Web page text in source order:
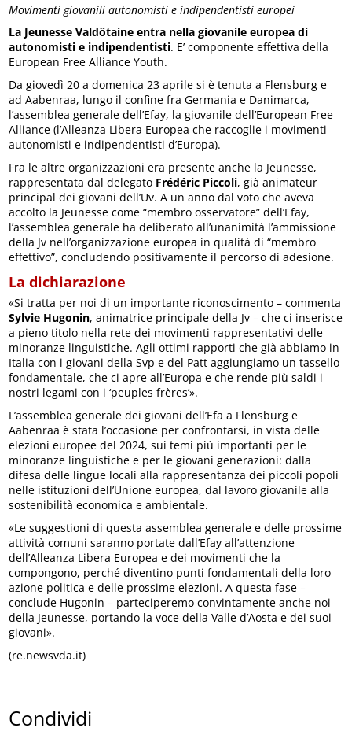
Movimenti giovanili autonomisti e indipendentisti europei
La Jeunesse Valdôtaine entra nella giovanile europea di
autonomisti e indipendentisti. E’ componente effettiva della
European Free Alliance Youth.
Da giovedì 20 a domenica 23 aprile si è tenuta a Flensburg e
ad Aabenraa, lungo il confine fra Germania e Danimarca,
l’assemblea generale dell’Efay, la giovanile dell’European Free
Alliance (l’Alleanza Libera Europea che raccoglie i movimenti
autonomisti e indipendentisti d’Europa).
Fra le altre organizzazioni era presente anche la Jeunesse,
rappresentata dal delegato Frédéric Piccoli, già animateur
principal dei giovani dell’Uv. A un anno dal voto che aveva
accolto la Jeunesse come “membro osservatore” dell’Efay,
l’assemblea generale ha deliberato all’unanimità l’ammissione
della Jv nell’organizzazione europea in qualità di “membro
effettivo”, concludendo positivamente il percorso di adesione.
La dichiarazione
«Si tratta per noi di un importante riconoscimento – commenta
Sylvie Hugonin, animatrice principale della Jv – che ci inserisce
a pieno titolo nella rete dei movimenti rappresentativi delle
minoranze linguistiche. Agli ottimi rapporti che già abbiamo in
Italia con i giovani della Svp e del Patt aggiungiamo un tassello
fondamentale, che ci apre all’Europa e che rende più saldi i
nostri legami con i ‘peuples frères’».
L’assemblea generale dei giovani dell’Efa a Flensburg e
Aabenraa è stata l’occasione per confrontarsi, in vista delle
elezioni europee del 2024, sui temi più importanti per le
minoranze linguistiche e per le giovani generazioni: dalla
difesa delle lingue locali alla rappresentanza dei piccoli popoli
nelle istituzioni dell’Unione europea, dal lavoro giovanile alla
sostenibilità economica e ambientale.
«Le suggestioni di questa assemblea generale e delle prossime
attività comuni saranno portate dall’Efay all’attenzione
dell’Alleanza Libera Europea e dei movimenti che la
compongono, perché diventino punti fondamentali della loro
azione politica e delle prossime elezioni. A questa fase –
conclude Hugonin – parteciperemo convintamente anche noi
della Jeunesse, portando la voce della Valle d’Aosta e dei suoi
giovani».
(re.newsvda.it)
Condividi